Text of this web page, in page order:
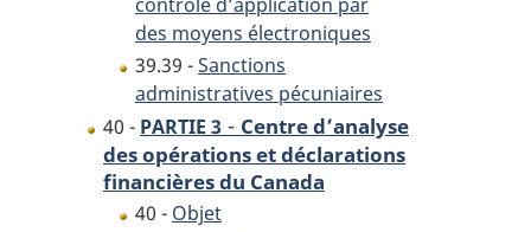
des moyens électroniques
39.39 -Sanctions
administratives pécuniaires
40 - PARTIE 3 - Centre d’analyse
des opérations et déclarations
financières du Canada
40 - Objet